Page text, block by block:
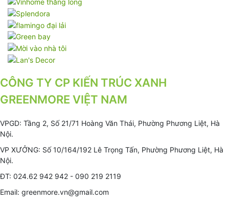
CÔNG TY CP KIẾN TRÚC XANH
GREENMORE VIỆT NAM
VPGD: Tầng 2, Số 21/71 Hoàng Văn Thái, Phường Phương Liệt, Hà
Nội.
VP XƯỞNG: Số 10/164/192 Lê Trọng Tấn, Phường Phương Liệt, Hà
Nội.
ĐT: 024.62 942 942 - 090 219 2119
Email: greenmore.vn@gmail.com